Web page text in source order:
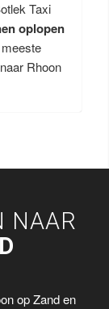
Taxi
oplopen
Rhoon
NAAR
op Zand en